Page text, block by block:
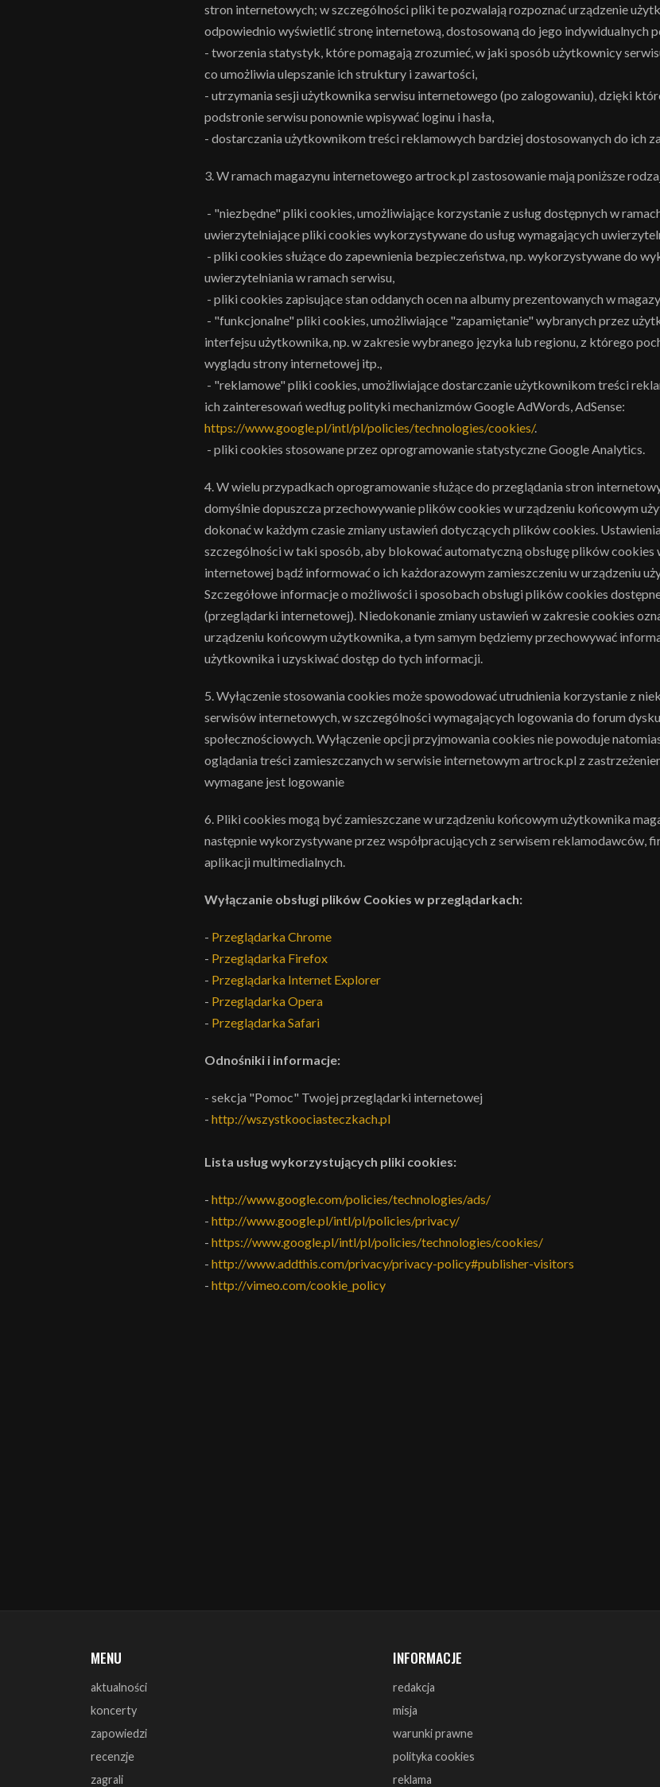
stron internetowych; w szczególności pliki te pozwalają rozpoznać urządzenie
odpowiednio wyświetlić stronę internetową, dostosowaną do jego indywidualnych
- tworzenia statystyk, które pomagają zrozumieć, w jaki sposób użytkownicy
co umożliwia ulepszanie ich struktury i zawartości,
- utrzymania sesji użytkownika serwisu internetowego (po zalogowaniu), dzięki
podstronie serwisu ponownie wpisywać loginu i hasła,
- dostarczania użytkownikom treści reklamowych bardziej dostosowanych do ich
3. W ramach magazynu internetowego artrock.pl zastosowanie mają poniższe
- "niezbędne" pliki cookies, umożliwiające korzystanie z usług dostępnych w
uwierzytelniające pliki cookies wykorzystywane do usług wymagających
- pliki cookies służące do zapewnienia bezpieczeństwa, np. wykorzystywane do
uwierzytelniania w ramach serwisu,
- pliki cookies zapisujące stan oddanych ocen na albumy prezentowanych w
- "funkcjonalne" pliki cookies, umożliwiające "zapamiętanie" wybranych przez
interfejsu użytkownika, np. w zakresie wybranego języka lub regionu, z którego
wyglądu strony internetowej itp.,
- "reklamowe" pliki cookies, umożliwiające dostarczanie użytkownikom treści
ich zainteresowań według polityki mechanizmów Google AdWords, AdSense:
https://www.google.pl/intl/pl/policies/technologies/cookies/.
- pliki cookies stosowane przez oprogramowanie statystyczne Google Analytics.
4. W wielu przypadkach oprogramowanie służące do przeglądania stron
domyślnie dopuszcza przechowywanie plików cookies w urządzeniu końcowym
dokonać w każdym czasie zmiany ustawień dotyczących plików cookies.
szczególności w taki sposób, aby blokować automatyczną obsługę plików cookies
internetowej bądź informować o ich każdorazowym zamieszczeniu w urządzeniu
Szczegółowe informacje o możliwości i sposobach obsługi plików cookies
(przeglądarki internetowej). Niedokonanie zmiany ustawień w zakresie cookies
urządzeniu końcowym użytkownika, a tym samym będziemy przechowywać
użytkownika i uzyskiwać dostęp do tych informacji.
5. Wyłączenie stosowania cookies może spowodować utrudnienia korzystanie z
serwisów internetowych, w szczególności wymagających logowania do forum
społecznościowych. Wyłączenie opcji przyjmowania cookies nie powoduje
oglądania treści zamieszczanych w serwisie internetowym artrock.pl z
wymagane jest logowanie
6. Pliki cookies mogą być zamieszczane w urządzeniu końcowym użytkownika
następnie wykorzystywane przez współpracujących z serwisem reklamodawców,
aplikacji multimedialnych.
Wyłączanie obsługi plików Cookies w przeglądarkach:
- Przeglądarka Chrome
- Przeglądarka Firefox
- Przeglądarka Internet Explorer
- Przeglądarka Opera
- Przeglądarka Safari
Odnośniki i informacje:
- sekcja "Pomoc" Twojej przeglądarki internetowej
- http://wszystkoociasteczkach.pl
Lista usług wykorzystujących pliki cookies:
- http://www.google.com/policies/technologies/ads/
- http://www.google.pl/intl/pl/policies/privacy/
- https://www.google.pl/intl/pl/policies/technologies/cookies/
- http://www.addthis.com/privacy/privacy-policy#publisher-visitors
- http://vimeo.com/cookie_policy
MENU
aktualności
koncerty
zapowiedzi
recenzje
zagrali
INFORMACJE
redakcja
misja
warunki prawne
polityka cookies
reklama